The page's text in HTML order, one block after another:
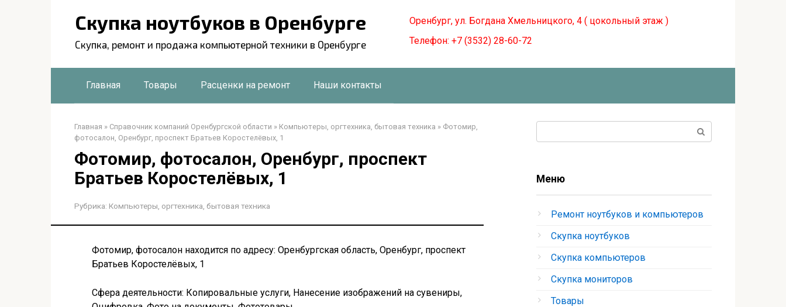
Скупка ноутбуков в Оренбурге
Скупка, ремонт и продажа компьютерной техники в Оренбурге
Оренбург, ул. Богдана Хмельницкого, 4 ( цокольный этаж )
Телефон: +7 (3532) 28-60-72
Главная Товары Расценки на ремонт Наши контакты
Главная » Справочник компаний Оренбургской области » Компьютеры, оргтехника, бытовая техника » Фотомир,
фотосалон, Оренбург, проспект Братьев Коростелёвых, 1
Фотомир, фотосалон, Оренбург, проспект
Братьев Коростелёвых, 1
Рубрика: Компьютеры, оргтехника, бытовая техника
Фотомир, фотосалон находится по адресу: Оренбургская область, Оренбург, проспект
Братьев Коростелёвых, 1
Сфера деятельности: Копировальные услуги, Нанесение изображений на сувениры,
Меню
Ремонт ноутбуков и компьютеров
Скупка ноутбуков
Скупка компьютеров
Скупка мониторов
Товары